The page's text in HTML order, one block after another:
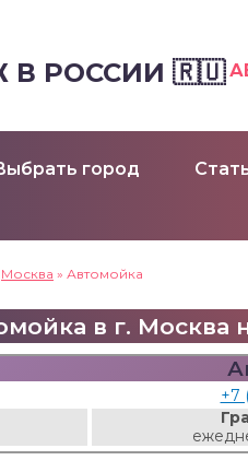
В РОССИИ 🇷🇺
город
Москва » Автомойка
в г. Москва
+7